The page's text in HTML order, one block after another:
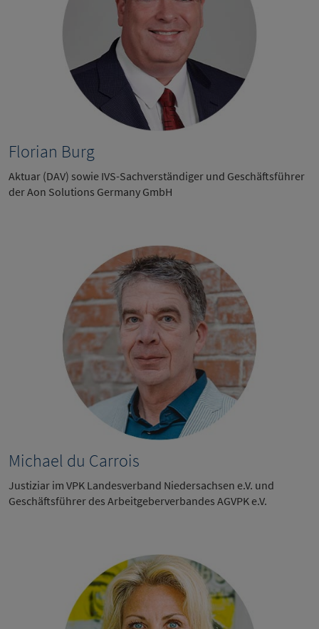
Florian Burg
Aktuar (DAV) sowie IVS-Sachverständiger und Geschäftsführer
der Aon Solutions Germany GmbH
Michael du Carrois
Justiziar im VPK Landesverband Niedersachsen e.V. und
Geschäftsführer des Arbeitgeberverbandes AGVPK e.V.